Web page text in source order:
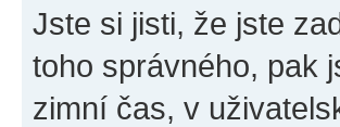
Jste si jisti, že jste
toho správného, pak
zimní čas, v